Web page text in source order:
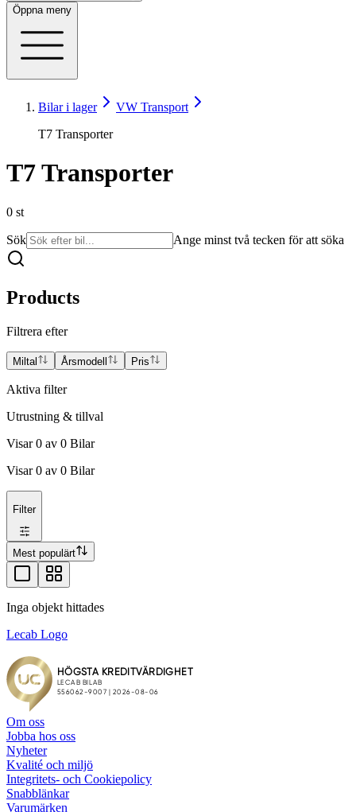
Öppna meny
Bilar i lager
VW Transport
T7 Transporter
T7 Transporter
0 st
Sök Ange minst två tecken för att söka
Products
Filtrera efter
Miltal Årsmodell Pris
Aktiva filter
Utrustning & tillval
Visar0 av 0 Bilar
Visar0 av 0 Bilar
Filter
Mest populärt
Inga objekt hittades
Lecab Logo
Om oss
Jobba hos oss
Nyheter
Kvalité och miljö
Integritets- och Cookiepolicy
Snabblänkar
Varumärken